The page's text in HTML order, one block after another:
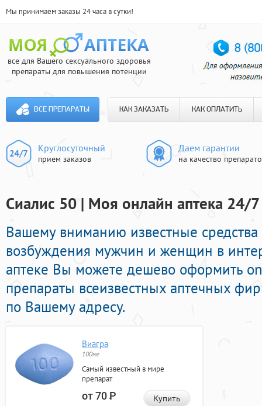
Мы принимаем заказы 24 часа в сутки!
все для Вашего сексуального здоровья
препараты для повышения потенции
ВСЕ ПРЕПАРАТЫ КАК ЗАКАЗАТЬ КАК ОПЛАТИТЬ
Круглосуточный
прием заказов
Даем гарантии
на качество
Сиалис 50 | Моя онлайн аптека 24/7
Вашему вниманию известные
возбуждения мужчин и женщин в
аптеке Вы можете дешево оформить
препараты всеизвестных аптечных
по Вашему адресу.
Виагра
100мг
Самый известный в мире
препарат
от 70Р Купить